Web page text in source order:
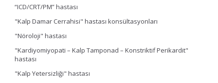
“ICD/CRT/PM” hastası
"Kalp Damar Cerrahisi" hastası konsültasyonları
"Nöroloji" hastası
"Kardiyomiyopati – Kalp Tamponad – Konstriktif Perikardit"
hastası
"Kalp Yetersizliği" hastası